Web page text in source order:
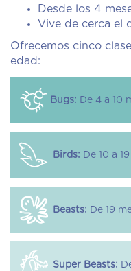
Desde los 4
Vive de cerca el
Ofrecemos cinco
edad:
Bugs: De 4 a 10
Birds: De 10 a
Beasts: De 19
Super Beasts: